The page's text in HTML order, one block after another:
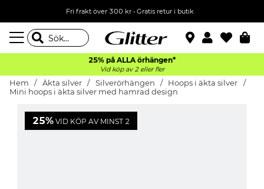
Fri frakt över 300 kr• Gratis retur i butik
25% på ALLA örhängen*
Vid köp av 2 eller fler
Hem Äkta silver Silverörhängen
Hoops i äkta silver
Mini hoops i äkta silver med hamrad design
25% VID KÖP AV MINST 2